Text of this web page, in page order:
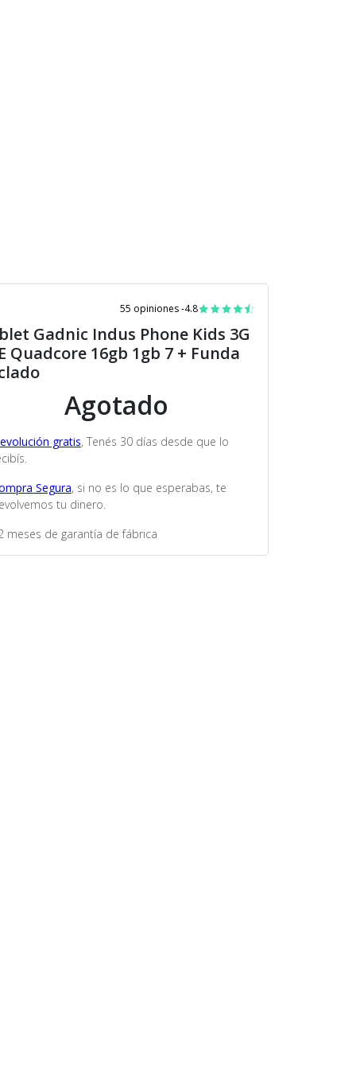
55 opiniones -4.8
Gadnic Indus Phone Kids 3G
Quadcore 16gb 1gb 7 + Funda
Agotado
gratis, Tenés 30 días desde que lo
Segura, si no es lo que esperabas, te
tu dinero.
meses de garantía de fábrica